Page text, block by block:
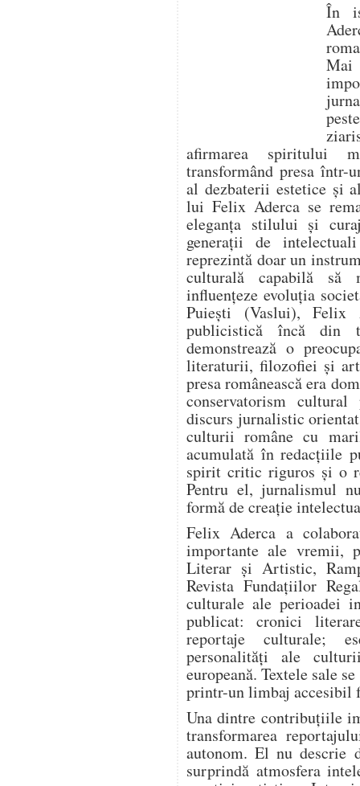
În
Mai
afirmarea spiritului
transformând presa
al dezbaterii estetice și
lui Felix Aderca se
eleganța stilului și
generații de
reprezintă doar un
culturală capabilă să
influențeze evoluția
Puiești (Vaslui), Felix
publicistică încă din
demonstrează o
literaturii, filozofiei și
presa românească era
conservatorism
discurs jurnalistic
culturii române cu
acumulată în redacțiile
spirit critic riguros și o
Pentru el, jurnalismul
formă de creație
Felix Aderca a
importante ale vremii,
Literar și Artistic,
Revista Fundațiilor
culturale ale perioadei
publicat: cronici
reportaje culturale;
personalități ale
europeană. Textele sale
printr-un limbaj accesibil
Una dintre contribuțiile
transformarea
autonom. El nu descrie
surprindă atmosfera